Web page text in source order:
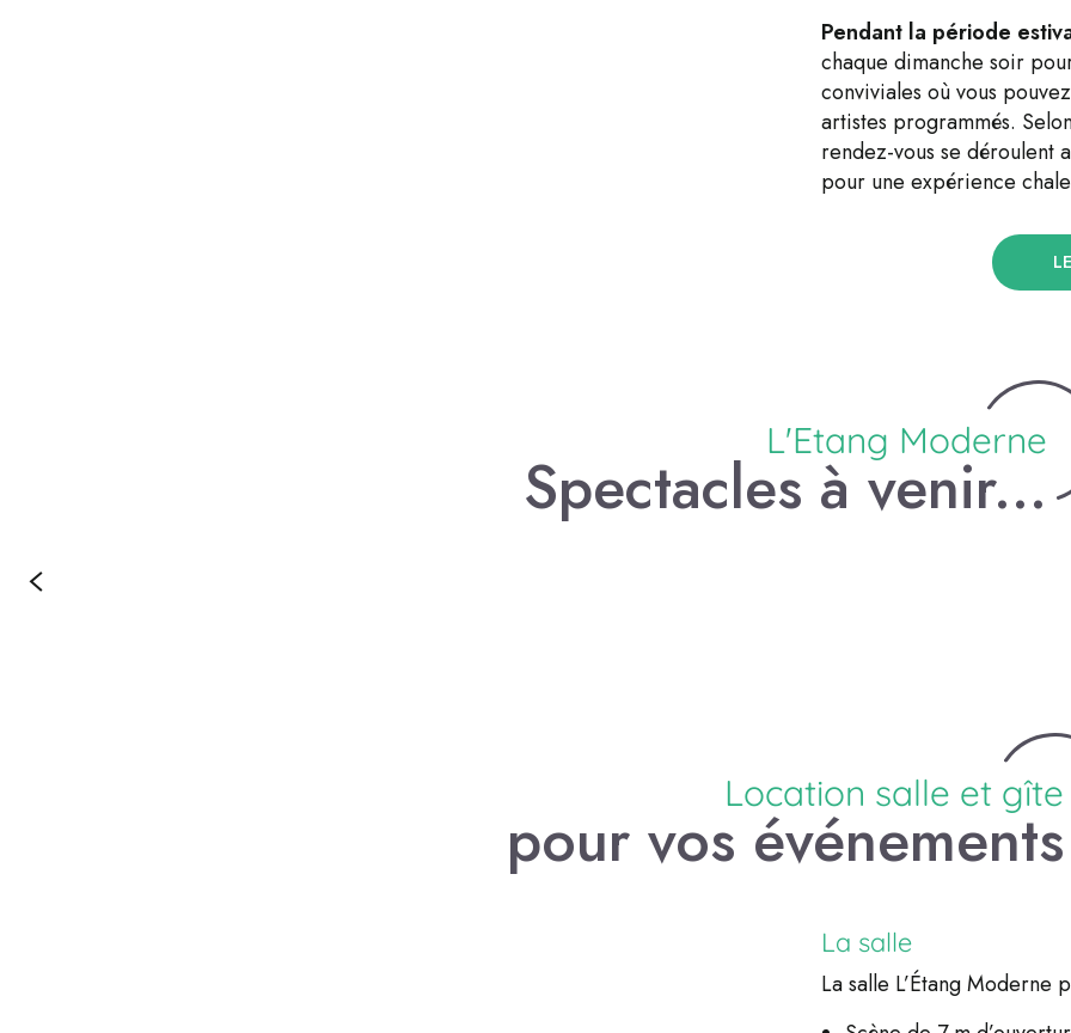
Pendant la période
chaque dimanche soir
conviviales où vous
artistes programmés.
rendez-vous se déroulent
pour une expérience
L'Etang Moderne
Spectacles à venir...
9
AOÛT
Les "Zapéros Concerts" El Maout
Location salle et gîte
pour vos événements
La salle
La salle L’Étang Moderne